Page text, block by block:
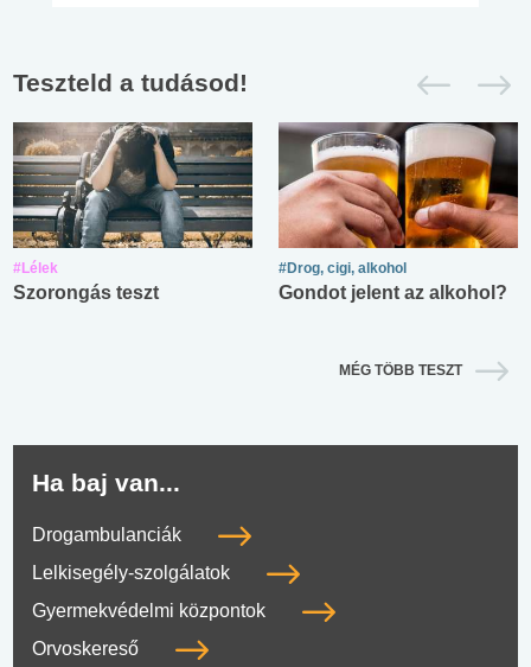
Teszteld a tudásod!
#Lélek
Szorongás teszt
#Drog, cigi, alkohol
Gondot jelent az alkohol?
MÉG TÖBB TESZT
Ha baj van...
Drogambulanciák
Lelkisegély-szolgálatok
Gyermekvédelmi központok
Orvoskereső